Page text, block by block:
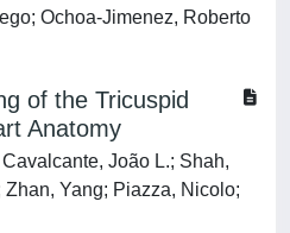
Ochoa-Jimenez, Roberto
of the Tricuspid
Anatomy
João L.; Shah,
Zhan, Yang; Piazza, Nicolo;